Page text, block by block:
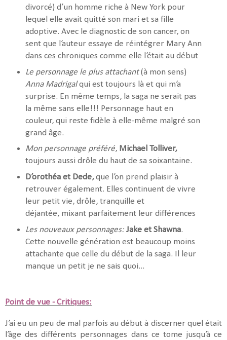
divorcé) d’un homme riche à New York pour
lequel elle avait quitté son mari et sa fille
adoptive. Avec le diagnostic de son cancer, on
sent que l’auteur essaye de réintégrer Mary Ann
dans ces chroniques comme elle l’était au début
Le personnage le plus attachant(à mon sens)
Anna Madrigalqui est toujours là et qui m’a
surprise. En même temps, la saga ne serait pas
la même sans elle!!! Personnage haut en
couleur, qui reste fidèle à elle-même malgré son
grand âge.
Mon personnage préféré, Michael Tolliver,
toujours aussi drôle du haut de sa soixantaine.
D’orothéa et Dede,que l’on prend plaisir à
retrouver également. Elles continuent de vivre
leur petit vie, drôle, tranquille et
déjantée, mixant parfaitement leur différences
Les nouveaux personnages: Jake et Shawna.
Cette nouvelle génération est beaucoup moins
attachante que celle du début de la saga. Il leur
manque un petit je ne sais quoi...
Point de vue - Critiques:
J’ai eu un peu de mal parfois au début à discerner quel était
l’âge des différents personnages dans ce tome jusqu’à ce